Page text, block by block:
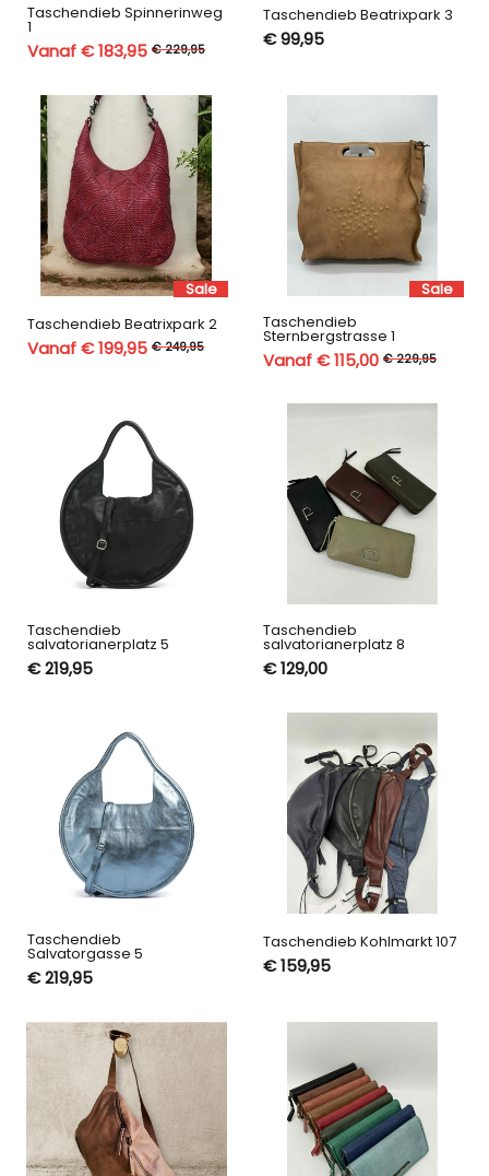
Taschendieb Spinnerinweg
1
Vanaf € 183,95 € 229,95
Taschendieb Beatrixpark 3
€ 99,95
Sale
Taschendieb Beatrixpark 2
Vanaf € 199,95 € 249,95
Sale
Taschendieb
Sternbergstrasse 1
Vanaf € 115,00 € 229,95
Taschendieb
salvatorianerplatz 5
€ 219,95
Taschendieb
salvatorianerplatz 8
€ 129,00
Taschendieb
Salvatorgasse 5
€ 219,95
Taschendieb Kohlmarkt 107
€ 159,95